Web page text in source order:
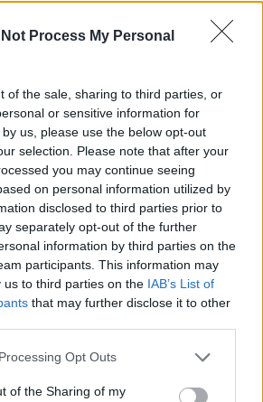
Not Process My Personal
of the sale, sharing to third parties, or
or sensitive information for
us, please use the below opt-out
selection. Please note that after your
you may continue seeing
on personal information utilized by
disclosed to third parties prior to
separately opt-out of the further
information by third parties on the
participants. This information may
us to third parties on the IAB’s List of
that may further disclose it to other
website/app uses one or more Google
or usage behaviour. You may click to
Opt Outs
of the Sharing of my
έξοδος των αδειούχων: Πάνω από
από Πειραιά, Ραφήνα και